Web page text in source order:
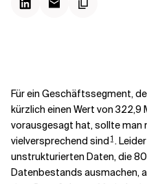
Für ein Geschäftssegment,
kürzlich einen Wert von 322,9
vorausgesagt hat, sollte man
vielversprechend sind 1 .
unstrukturierten Daten, die
Datenbestands ausmachen,